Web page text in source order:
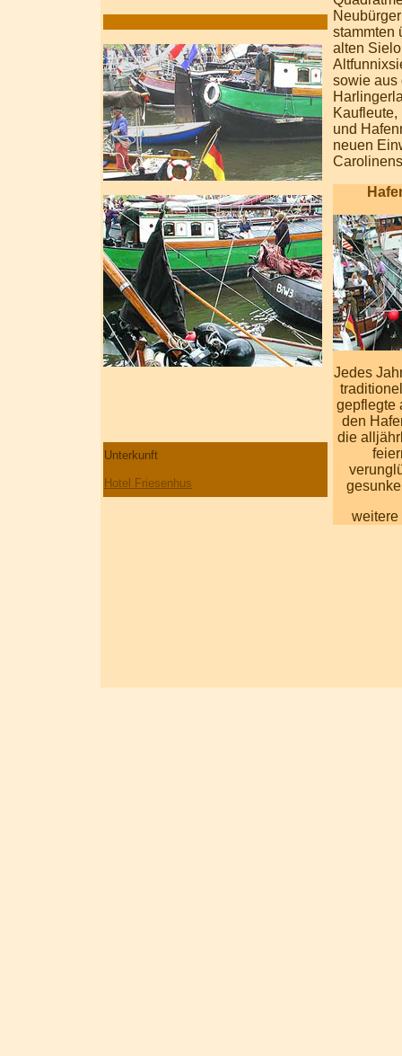
Unterkunft
Hotel Friesenhus
stammten
alten
sowie aus
und
neuen
Jedes
gepflegte
den
die
weitere